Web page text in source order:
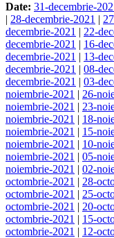
Date: 31-decembrie-
| 28-decembrie-2021 |
decembrie-2021 | 22-
decembrie-2021 | 16-
decembrie-2021 | 13-
decembrie-2021 | 08-
decembrie-2021 | 03-
noiembrie-2021 | 26-
noiembrie-2021 | 23-
noiembrie-2021 | 18-
noiembrie-2021 | 15-
noiembrie-2021 | 10-
noiembrie-2021 | 05-
noiembrie-2021 | 02-
octombrie-2021 | 28-
octombrie-2021 | 25-
octombrie-2021 | 20-
octombrie-2021 | 15-
octombrie-2021 | 12-